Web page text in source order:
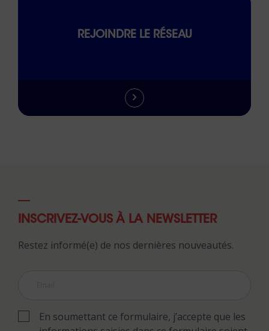
REJOINDRE LE RÉSEAU
INSCRIVEZ-VOUS À LA NEWSLETTER
Restez informé(e) de nos dernières nouveautés.
En soumettant ce formulaire, j’accepte que les